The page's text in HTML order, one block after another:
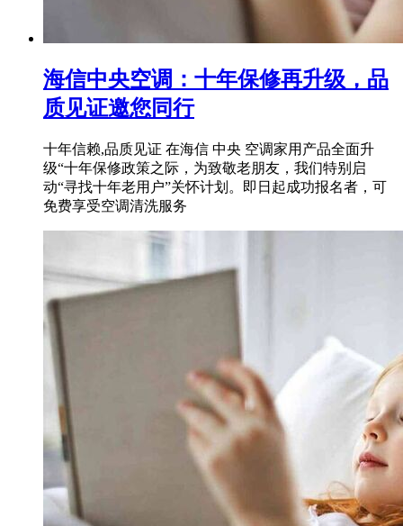
海信中央空调：十年保修再升级，品
质见证邀您同行
十年信赖,品质见证 在海信 中央 空调家用产品全面升
级“十年保修政策之际，为致敬老朋友，我们特别启
动“寻找十年老用户”关怀计划。即日起成功报名者，可
免费享受空调清洗服务